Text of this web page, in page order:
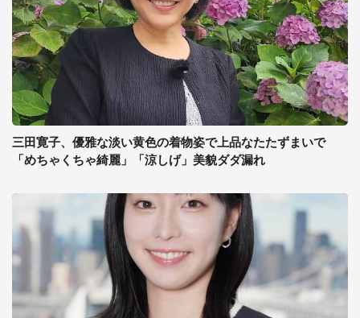
三田寛子、優雅な淡い黄色の着物姿で上品なたたずまいで
「めちゃくちゃ綺麗」「涼しげ」美貌ダダ漏れ